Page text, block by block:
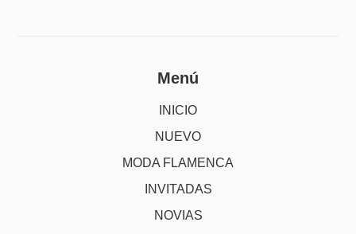
Menú
INICIO
NUEVO
MODA FLAMENCA
INVITADAS
NOVIAS